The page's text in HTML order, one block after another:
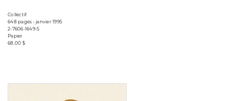
Collectif
648 pages • janvier 1995
2-7606-1649-5
Papier
68,00 $